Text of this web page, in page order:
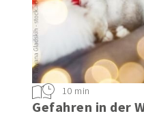
10 min